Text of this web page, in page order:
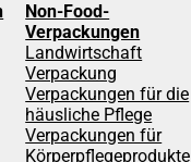
Non-Food-
Verpackungen
Landwirtschaft
Verpackung
Verpackungen für die
häusliche Pflege
Verpackungen für
Körperpflegeprodukte